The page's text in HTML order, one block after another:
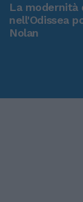
La modernità
nell'Odissea
Nolan